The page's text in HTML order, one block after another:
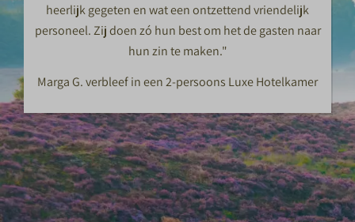
heerlijk gegeten en wat een ontzettend vriendelijk
personeel. Zij doen zó hun best om het de gasten naar
hun zin te maken."
Marga G. verbleef in een 2-persoons Luxe Hotelkamer